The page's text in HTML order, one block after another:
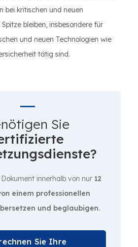
bei kritischen und neuen
bleiben, insbesondere für
und neuen Technologien wie
tätig sind.
Sie
innerhalb von nur 12
einem professionellen
und beglaubigen.
Sie Ihre